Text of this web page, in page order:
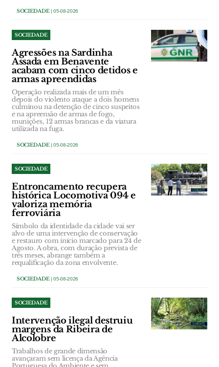
SOCIEDADE| 05-08-2026
SOCIEDADE
Agressões na Sardinha
Assada em Benavente
acabam com cinco detidos e
armas apreendidas
Operação realizada mais de um mês
depois do violento ataque a dois homens
culminou na detenção de cinco suspeitos
e na apreensão de armas de fogo,
munições, 12 armas brancas e da viatura
utilizada na fuga.
SOCIEDADE| 05-08-2026
SOCIEDADE
Entroncamento recupera
histórica Locomotiva 094 e
valoriza memória
ferroviária
Símbolo da identidade da cidade vai ser
alvo de uma intervenção de conservação
e restauro com início marcado para 24 de
Agosto. A obra, com duração prevista de
três meses, abrange também a
requalificação da zona envolvente.
SOCIEDADE| 05-08-2026
SOCIEDADE
Intervenção ilegal destruiu
margens da Ribeira de
Alcolobre
Trabalhos de grande dimensão
avançaram sem licença da Agência